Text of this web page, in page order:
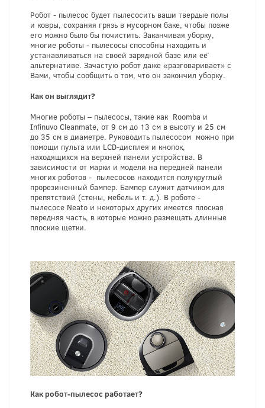
Робот - пылесос будет пылесосить ваши твердые полы
и ковры, сохраняя грязь в мусорном баке, чтобы позже
его можно было бы почистить. Заканчивая уборку,
многие роботы - пылесосы способны находить и
устанавливаться на своей зарядной базе или её
альтернативе. Зачастую робот даже «разговаривает» с
Вами, чтобы сообщить о том, что он закончил уборку.
Как он выглядит?
Многие роботы – пылесосы, такие как Roomba и
Infinuvo Cleanmate, от 9 см до 13 см в высоту и 25 см
до 35 см в диаметре. Руководить пылесосом можно при
помощи пульта или LCD-дисплея и кнопок,
находящихся на верхней панели устройства. В
зависимости от марки и модели на передней панели
многих роботов - пылесосов находится полукруглый
прорезиненный бампер. Бампер служит датчиком для
препятствий (стены, мебель и т. д.). В роботе -
пылесосе Neato и некоторых других имеется плоская
передняя часть, в которые можно размещать длинные
плоские щетки.
Как робот-пылесос работает?